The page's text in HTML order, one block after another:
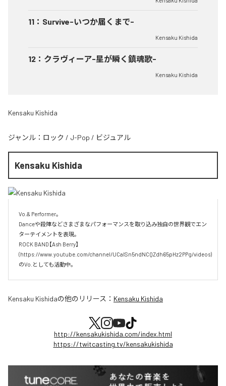
11 ： Survive-いつか届くまで-
Kensaku Kishida
12 ： クラヴィーア-星が瞬く鎮魂歌-
Kensaku Kishida
Kensaku Kishida
ジャンル： ロック / J-Pop / ビジュアル
Kensaku Kishida
Vo.& Performer。
Danceや殺陣などさまざまなパフォーマンスを取り込み独自の世界観でエン
ターテイメントを表現。
ROCK BAND【Ash Berry】
(https://www.youtube.com/channel/UCaISn5ndNCQZdh65pHz2PPg/videos)
のVo.としても活動中。
Kensaku Kishidaの他のリリース： Kensaku Kishida
http://kensakukishida.com/index.html
https://twitcasting.tv/kensakukishida